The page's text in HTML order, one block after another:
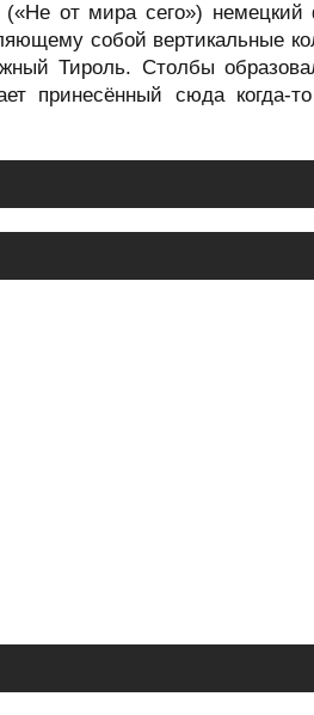
от мира сего») немецкий
собой вертикальные
Тироль. Столбы
принесённый сюда когда-